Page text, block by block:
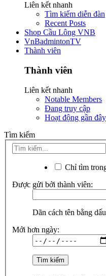
Liên kết nhanh
Tìm kiếm diễn đàn
Recent Posts
Shop Cầu Lông VNB
VnBadmintonTV
Thành viên
Thành viên
Liên kết nhanh
Notable Members
Đang truy cập
Hoạt động gần đây
Tìm kiếm
Chỉ tìm
Được gửi bởi thành viên:
Dãn cách tên bằng
Mới hơn ngày: